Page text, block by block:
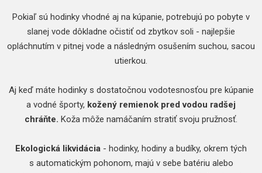
Pokiaľ sú hodinky vhodné aj na kúpanie, potrebujú po pobyte v
slanej vode dôkladne očistiť od zbytkov soli - najlepšie
opláchnutím v pitnej vode a následným osušením suchou, sacou
utierkou.
Aj keď máte hodinky s dostatočnou vodotesnosťou pre kúpanie
a vodné športy, kožený remienok pred vodou radšej
chráňte. Koža môže namáčaním stratiť svoju pružnosť.
Ekologická likvidácia - hodinky, hodiny a budíky, okrem tých
s automatickým pohonom, majú v sebe batériu alebo